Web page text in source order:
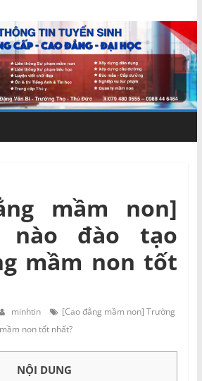
mầm non]
nào đào tạo
mầm non tốt
minhtin
[Cao đẳng mầm non] Trường
non tốt nhất?
NỘI DUNG